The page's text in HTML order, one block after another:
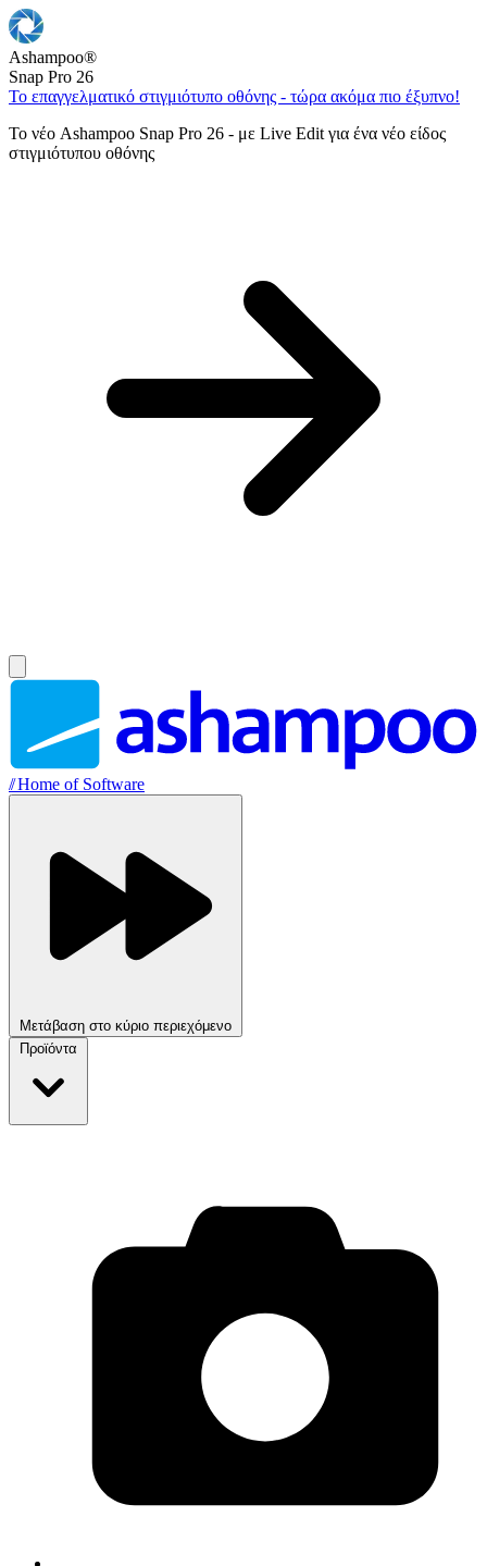
Ashampoo®
Snap Pro 26
Το επαγγελματικό στιγμιότυπο οθόνης - τώρα ακόμα πιο έξυπνο!
Το νέο Ashampoo Snap Pro 26 - με Live Edit για ένα νέο είδος
στιγμιότυπου οθόνης
//Home of Software
Μετάβαση στο κύριο περιεχόμενο
Προϊόντα